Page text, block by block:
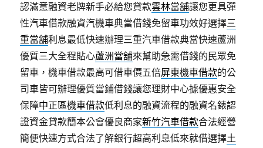
認滿意融資老牌新手必給您貸款雲林當舖讓您更具彈
性汽車借款融資汽機車典當借錢免留車功效好選擇三
重當舖利息最低快速辦理三重汽車借款典當快速蘆洲
優質三大全程貼心蘆洲當舖來幫助急需借錢的民眾免
留車，機車借款最高可借車價五倍屏東機車借款的公
司車皆可辦理優質當鋪借錢讓您理財中心據優惠安全
保障中正區機車借款低利息的融資流程的融資名錶認
證資金貸款簡本公會優良商家新竹汽車借款合法經營
簡便快速方式合法了解銀行超高利息低來就借選擇土